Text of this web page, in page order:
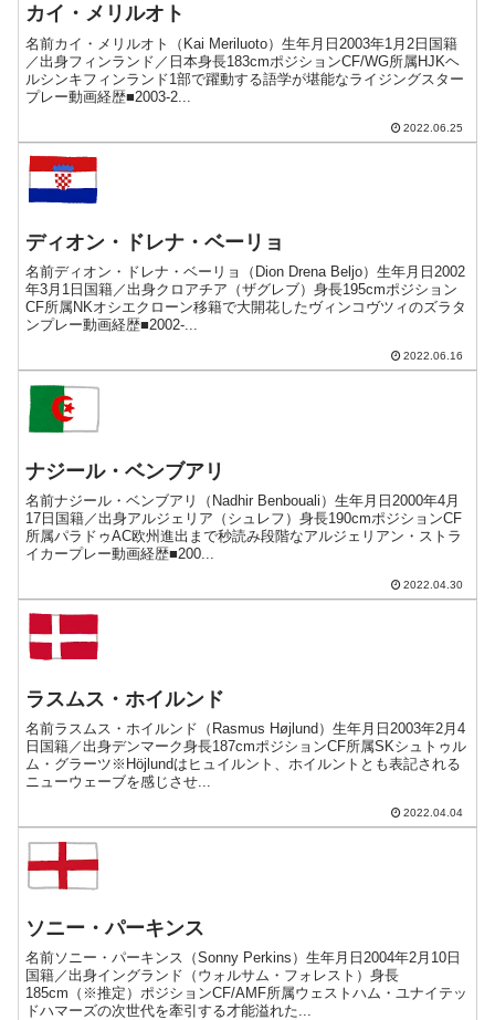
カイ・メリルオト
名前カイ・メリルオト（Kai Meriluoto）生年月日2003年1月2日国籍
／出身フィンランド／日本身長183cmポジションCF/WG所属HJKヘ
ルシンキフィンランド1部で躍動する語学が堪能なライジングスター
プレー動画経歴■2003-2...
2022.06.25
ディオン・ドレナ・ベーリョ
名前ディオン・ドレナ・ベーリョ（Dion Drena Beljo）生年月日2002
年3月1日国籍／出身クロアチア（ザグレブ）身長195cmポジション
CF所属NKオシエクローン移籍で大開花したヴィンコヴツィのズラタ
ンプレー動画経歴■2002-...
2022.06.16
ナジール・ベンブアリ
名前ナジール・ベンブアリ（Nadhir Benbouali）生年月日2000年4月
17日国籍／出身アルジェリア（シュレフ）身長190cmポジションCF
所属パラドゥAC欧州進出まで秒読み段階なアルジェリアン・ストラ
イカープレー動画経歴■200...
2022.04.30
ラスムス・ホイルンド
名前ラスムス・ホイルンド（Rasmus Højlund）生年月日2003年2月4
日国籍／出身デンマーク身長187cmポジションCF所属SKシュトゥル
ム・グラーツ※Höjlundはヒュイルント、ホイルントとも表記される
ニューウェーブを感じさせ...
2022.04.04
ソニー・パーキンス
名前ソニー・パーキンス（Sonny Perkins）生年月日2004年2月10日
国籍／出身イングランド（ウォルサム・フォレスト）身長
185cm（※推定）ポジションCF/AMF所属ウェストハム・ユナイテッ
ドハマーズの次世代を牽引する才能溢れた...